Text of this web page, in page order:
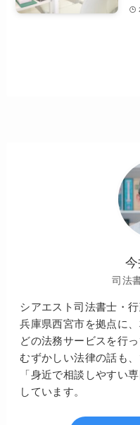
司法
シアエスト司法書士・
兵庫県西宮市を拠点に
どの法務サービスを行っ
むずかしい法律の話も
「身近で相談しやすい
しています。